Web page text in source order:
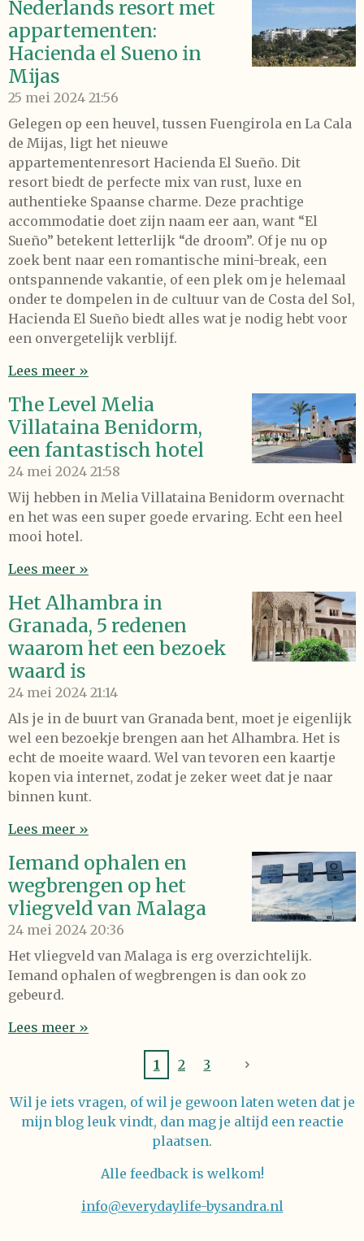
Nederlands resort met
appartementen:
Hacienda el Sueno in
Mijas
25 mei 2024 21:56
Gelegen op een heuvel, tussen Fuengirola en La Cala
de Mijas, ligt het nieuwe
appartementenresort Hacienda El Sueño. Dit
resort biedt de perfecte mix van rust, luxe en
authentieke Spaanse charme. Deze prachtige
accommodatie doet zijn naam eer aan, want “El
Sueño” betekent letterlijk “de droom”. Of je nu op
zoek bent naar een romantische mini-break, een
ontspannende vakantie, of een plek om je helemaal
onder te dompelen in de cultuur van de Costa del Sol,
Hacienda El Sueño biedt alles wat je nodig hebt voor
een onvergetelijk verblijf.
Lees meer »
The Level Melia
Villataina Benidorm,
een fantastisch hotel
24 mei 2024 21:58
Wij hebben in Melia Villataina Benidorm overnacht
en het was een super goede ervaring. Echt een heel
mooi hotel.
Lees meer »
Het Alhambra in
Granada, 5 redenen
waarom het een bezoek
waard is
24 mei 2024 21:14
Als je in de buurt van Granada bent, moet je eigenlijk
wel een bezoekje brengen aan het Alhambra. Het is
echt de moeite waard. Wel van tevoren een kaartje
kopen via internet, zodat je zeker weet dat je naar
binnen kunt.
Lees meer »
Iemand ophalen en
wegbrengen op het
vliegveld van Malaga
24 mei 2024 20:36
Het vliegveld van Malaga is erg overzichtelijk.
Iemand ophalen of wegbrengen is dan ook zo
gebeurd.
Lees meer »
1 2 3
Wil je iets vragen, of wil je gewoon laten weten dat je
mijn blog leuk vindt, dan mag je altijd een reactie
plaatsen.
Alle feedback is welkom!
info@everydaylife-bysandra.nl